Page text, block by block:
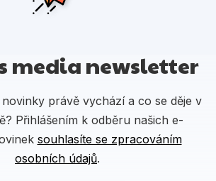
media newsletter
novinky právě vychází a co se děje v
Přihlášením k odběru našich e-
souhlasíte se zpracováním
osobních údajů.